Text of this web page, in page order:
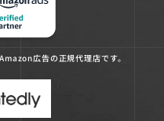
広告の正規代理店です。